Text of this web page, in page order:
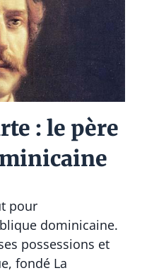
: le père
pour
dominicaine.
possessions et
fondé La